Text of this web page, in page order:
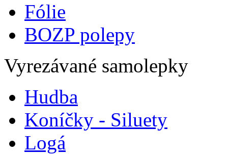
Fólie
BOZP polepy
Vyrezávané samolepky
Hudba
Koníčky - Siluety
Logá